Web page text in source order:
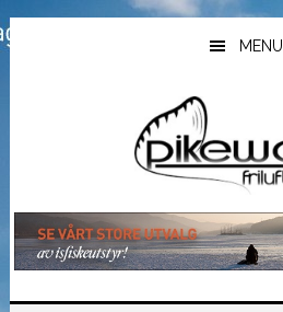
Hopp
til
Hopp
til
Hopp
til
MENU